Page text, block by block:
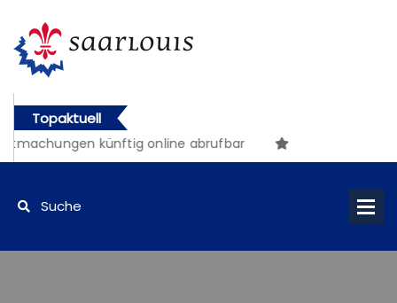
Topaktuell
künftig online abrufbar